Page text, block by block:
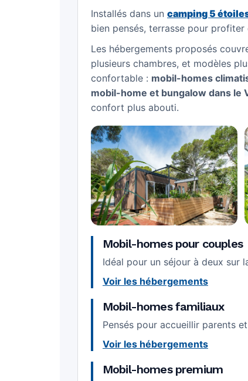
Installés dans un camping 5
bien pensés, terrasse pour profiter
Les hébergements proposés
plusieurs chambres, et modèles
confortable : mobil-homes
mobil-home et bungalow dans le
confort plus abouti.
Mobil-homes pour couples
Idéal pour un séjour à deux sur
Voir les hébergements
Mobil-homes familiaux
Pensés pour accueillir parents
Voir les hébergements
Mobil-homes premium